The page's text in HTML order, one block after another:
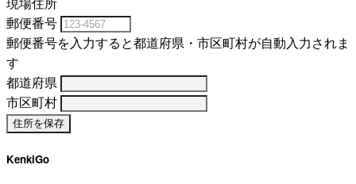
郵便番号
郵便番号を入力すると都道府県・市区町村が自動入力されま
す
都道府県
市区町村
KenkiGo